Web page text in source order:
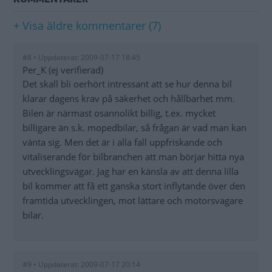
+ Visa äldre kommentarer (7)
#8 • Uppdaterat: 2009-07-17 18:45
Per_K (ej verifierad)
Det skall bli oerhört intressant att se hur denna bil
klarar dagens krav på säkerhet och hållbarhet mm.
Bilen är närmast osannolikt billig, t.ex. mycket
billigare än s.k. mopedbilar, så frågan är vad man kan
vänta sig. Men det är i alla fall uppfriskande och
vitaliserande för bilbranchen att man börjar hitta nya
utvecklingsvägar. Jag har en känsla av att denna lilla
bil kommer att få ett ganska stort inflytande över den
framtida utvecklingen, mot lättare och motorsvagare
bilar.
#9 • Uppdaterat: 2009-07-17 20:14